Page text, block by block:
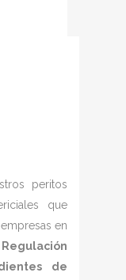
peritos
que
en
de